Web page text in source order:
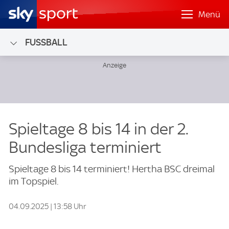
Menü
FUSSBALL
Spieltage 8 bis 14 in der 2.
Bundesliga terminiert
Spieltage 8 bis 14 terminiert! Hertha BSC dreimal
im Topspiel.
04.09.2025 | 13:58 Uhr